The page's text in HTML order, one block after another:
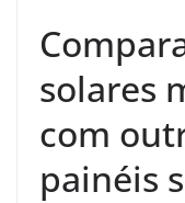
solares
com
painéis